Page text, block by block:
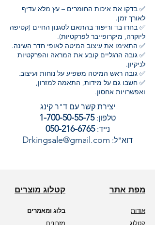
✅ בדקו את איכות החומרים – עץ מלא עדיף
לאורך זמן.
✅ בחרו בד וריפוד בהתאם לסגנון החיים (קטיפה
ליוקרה, מיקרופייבר לפרקטיות).
✅ התאימו את עיצוב המיטה לאופי חדר השינה.
✅ גובה הרגליים קובע את המראה והפרקטיות
לניקיון.
✅ גובה ראש המיטה משפיע על נוחות ועיצוב.
✅ חשבו גם על מידות, התאמה למזרון,
ואפשרויות אחסון.
יצירת קשר עם ד"ר קינג
טלפון:1-700-50-55-75
נייד:050-216-6765
דוא"ל: Drkingsale@gmail.com
קטלוג מוצרים
בלוג ומאמרים
מזרונים
מפת אתר
אודות
קטלוג